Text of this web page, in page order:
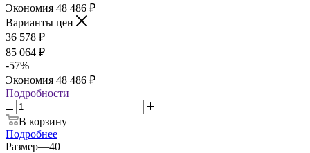
Экономия 48 486 ₽
Варианты цен
36 578 ₽
85 064 ₽
-57%
Экономия 48 486 ₽
Подробности
В корзину
Подробнее
Размер—40